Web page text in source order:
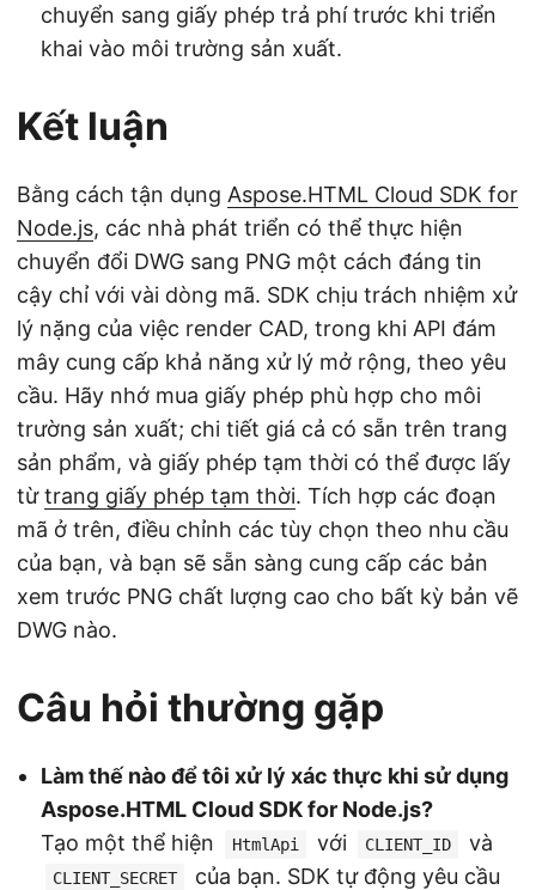
chuyển sang giấy phép trả phí trước khi triển
khai vào môi trường sản xuất.
Kết luận
Bằng cách tận dụng Aspose.HTML Cloud SDK for
Node.js, các nhà phát triển có thể thực hiện
chuyển đổi DWG sang PNG một cách đáng tin
cậy chỉ với vài dòng mã. SDK chịu trách nhiệm xử
lý nặng của việc render CAD, trong khi API đám
mây cung cấp khả năng xử lý mở rộng, theo yêu
cầu. Hãy nhớ mua giấy phép phù hợp cho môi
trường sản xuất; chi tiết giá cả có sẵn trên trang
sản phẩm, và giấy phép tạm thời có thể được lấy
từtrang giấy phép tạm thời. Tích hợp các đoạn
mã ở trên, điều chỉnh các tùy chọn theo nhu cầu
của bạn, và bạn sẽ sẵn sàng cung cấp các bản
xem trước PNG chất lượng cao cho bất kỳ bản vẽ
DWG nào.
Câu hỏi thường gặp
Làm thế nào để tôi xử lý xác thực khi sử dụng
Aspose.HTML Cloud SDK for Node.js?
Tạo một thể hiện
HtmlApi với CLIENT_ID và
CLIENT_SECRET
của bạn. SDK tự động yêu cầu